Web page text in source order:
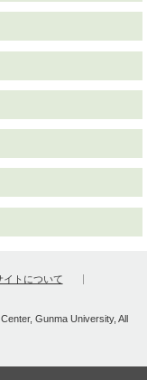
イトについて
Gunma University, All